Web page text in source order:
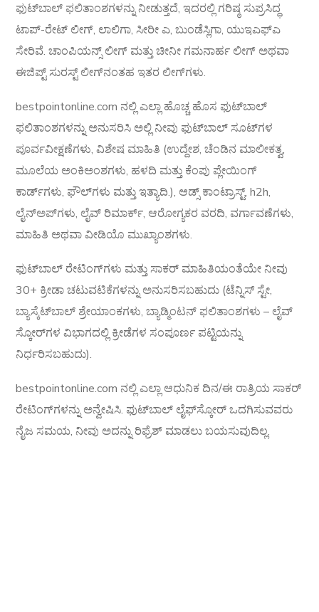
ಫುಟ್‌ಬಾಲ್ ಫಲಿತಾಂಶಗಳನ್ನು ನೀಡುತ್ತದೆ, ಇದರಲ್ಲಿ ಗರಿಷ್ಠ ಸುಪ್ರಸಿದ್ಧ
ಟಾಪ್-ರೇಟ್ ಲೀಗ್, ಲಾಲಿಗಾ, ಸೀರೀ ಎ, ಬುಂಡೆಸ್ಲಿಗಾ, ಯುಇಎಫ್‌ಎ
ಸೇರಿವೆ. ಚಾಂಪಿಯನ್ಸ್ ಲೀಗ್ ಮತ್ತು ಚೀನೀ ಗಮನಾರ್ಹ ಲೀಗ್ ಅಥವಾ
ಈಜಿಪ್ಟ್ ಸುರಸ್ಟ್ ಲೀಗ್‌ನಂತಹ ಇತರ ಲೀಗ್‌ಗಳು.
bestpointonline.com ನಲ್ಲಿ ಎಲ್ಲಾ ಹೊಚ್ಚ ಹೊಸ ಫುಟ್‌ಬಾಲ್
ಫಲಿತಾಂಶಗಳನ್ನು ಅನುಸರಿಸಿ ಅಲ್ಲಿ ನೀವು ಫುಟ್‌ಬಾಲ್ ಸೂಟ್‌ಗಳ
ಪೂರ್ವವೀಕ್ಷಣೆಗಳು, ವಿಶೇಷ ಮಾಹಿತಿ (ಉದ್ದೇಶ, ಚೆಂಡಿನ ಮಾಲೀಕತ್ವ,
ಮೂಲೆಯ ಅಂಕಿಅಂಶಗಳು, ಹಳದಿ ಮತ್ತು ಕೆಂಪು ಪ್ಲೇಯಿಂಗ್
ಕಾರ್ಡ್‌ಗಳು, ಫೌಲ್‌ಗಳು ಮತ್ತು ಇತ್ಯಾದಿ.), ಆಡ್ಸ್ ಕಾಂಟ್ರಾಸ್ಟ್, h2h,
ಲೈನ್‌ಅಪ್‌ಗಳು, ಲೈವ್ ರಿಮಾರ್ಕ್, ಆರೋಗ್ಯಕರ ವರದಿ, ವರ್ಗಾವಣೆಗಳು,
ಮಾಹಿತಿ ಅಥವಾ ವೀಡಿಯೊ ಮುಖ್ಯಾಂಶಗಳು.
ಫುಟ್‌ಬಾಲ್ ರೇಟಿಂಗ್‌ಗಳು ಮತ್ತು ಸಾಕರ್ ಮಾಹಿತಿಯಂತೆಯೇ ನೀವು
30+ ಕ್ರೀಡಾ ಚಟುವಟಿಕೆಗಳನ್ನು ಅನುಸರಿಸಬಹುದು (ಟೆನ್ನಿಸ್ ಸ್ಟೇ,
ಬ್ಯಾಸ್ಕೆಟ್‌ಬಾಲ್ ಶ್ರೇಯಾಂಕಗಳು, ಬ್ಯಾಡ್ಮಿಂಟನ್ ಫಲಿತಾಂಶಗಳು – ಲೈವ್
ಸ್ಕೋರ್‌ಗಳ ವಿಭಾಗದಲ್ಲಿ ಕ್ರೀಡೆಗಳ ಸಂಪೂರ್ಣ ಪಟ್ಟಿಯನ್ನು
ನಿರ್ಧರಿಸಬಹುದು).
bestpointonline.com ನಲ್ಲಿ ಎಲ್ಲಾ ಆಧುನಿಕ ದಿನ/ಈ ರಾತ್ರಿಯ ಸಾಕರ್
ರೇಟಿಂಗ್‌ಗಳನ್ನು ಅನ್ವೇಷಿಸಿ. ಫುಟ್‌ಬಾಲ್ ಲೈಫ್‌ಸ್ಕೋರ್ ಒದಗಿಸುವವರು
ನೈಜ ಸಮಯ, ನೀವು ಅದನ್ನು ರಿಫ್ರೆಶ್ ಮಾಡಲು ಬಯಸುವುದಿಲ್ಲ.